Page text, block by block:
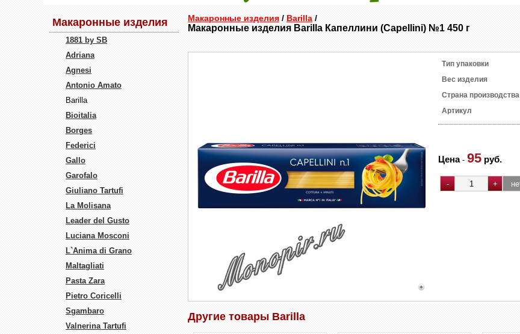
Макаронные изделия
1881 by SB
Adriana
Agnesi
Antonio Amato
Barilla
Bioitalia
Borges
Federici
Gallo
Garofalo
Giuliano Tartufi
La Molisana
Leader del Gusto
Luciana Mosconi
L`Anima di Grano
Maltagliati
Pasta Zara
Pietro Coricelli
Sgambaro
Valnerina Tartufi
Макаронные изделия / Barilla /
Макаронные изделия Barilla Капеллини (Capellini) №1 450 г
Тип упаковки
Вес изделия
Страна производства
Артикул
Цена- 95 руб.
Другие товары Barilla